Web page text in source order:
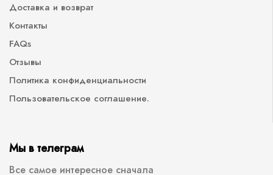
Доставка и возврат
Контакты
FAQs
Отзывы
Политика конфиденциальности
Пользовательское соглашение.
Мы в телеграм
Все самое интересное сначала